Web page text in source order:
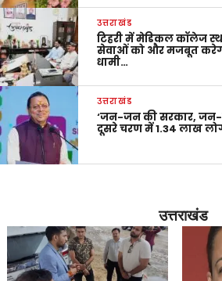
उत्तराखंड
टिहरी में मेडिकल कॉलेज
सेवाओं को और मजबूत
धामी…
उत्तराखंड
‘जन-जन की सरकार, जन-
दूसरे चरण में 1.34 लाख
उत्तराखंड